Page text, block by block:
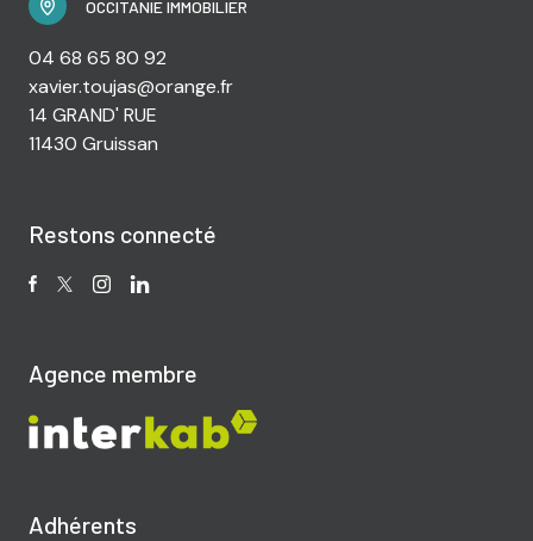
OCCITANIE IMMOBILIER
04 68 65 80 92
xavier.toujas@orange.fr
14 GRAND' RUE
11430 Gruissan
Restons connecté
Agence membre
Adhérents